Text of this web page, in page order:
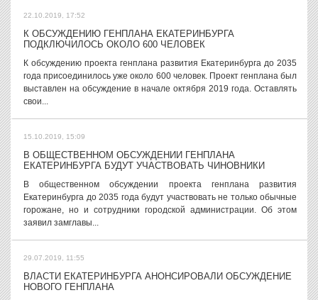
22.10.2019, 17:52
К ОБСУЖДЕНИЮ ГЕНПЛАНА ЕКАТЕРИНБУРГА
ПОДКЛЮЧИЛОСЬ ОКОЛО 600 ЧЕЛОВЕК
К обсуждению проекта генплана развития Екатеринбурга до 2035
года присоединилось уже около 600 человек. Проект генплана был
выставлен на обсуждение в начале октября 2019 года. Оставлять
свои...
15.10.2019, 15:09
В ОБЩЕСТВЕННОМ ОБСУЖДЕНИИ ГЕНПЛАНА
ЕКАТЕРИНБУРГА БУДУТ УЧАСТВОВАТЬ ЧИНОВНИКИ
В общественном обсуждении проекта генплана развития
Екатеринбурга до 2035 года будут участвовать не только обычные
горожане, но и сотрудники городской администрации. Об этом
заявил замглавы...
29.07.2019, 11:55
ВЛАСТИ ЕКАТЕРИНБУРГА АНОНСИРОВАЛИ ОБСУЖДЕНИЕ
НОВОГО ГЕНПЛАНА